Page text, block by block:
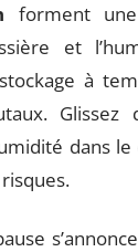
forment
et
à
Glissez
dans